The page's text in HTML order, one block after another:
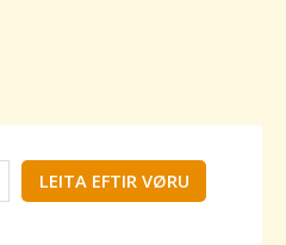
LEITA EFTIR VØRU